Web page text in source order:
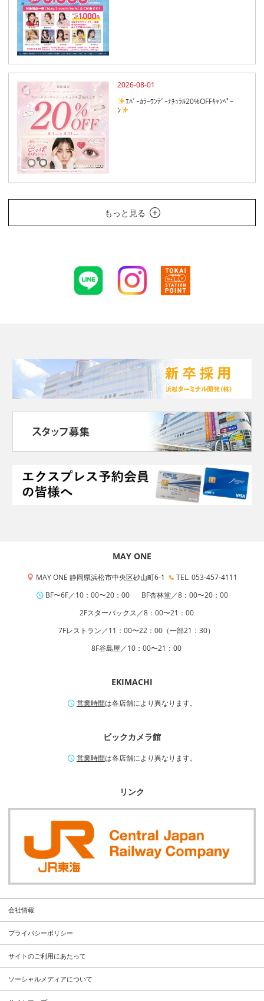
2026-08-01
ｴﾊﾞｰｶﾗｰﾜﾝﾃﾞｰﾅﾁｭﾗﾙ20%OFFｷｬﾝﾍﾟｰ
ﾝ
もっと見る
MAY ONE
MAY ONE 静岡県浜松市中央区砂山町6-1
TEL. 053-457-4111
BF〜6F／10：00〜20：00
BF杏林堂／8：00〜20：00
2Fスターバックス／8：00〜21：00
7Fレストラン／11：00〜22：00（一部21：30）
8F谷島屋／10：00〜21：00
EKIMACHI
営業時間は各店舗により異なります。
ビックカメラ館
営業時間は各店舗により異なります。
リンク
会社情報
プライバシーポリシー
サイトのご利用にあたって
ソーシャルメディアについて